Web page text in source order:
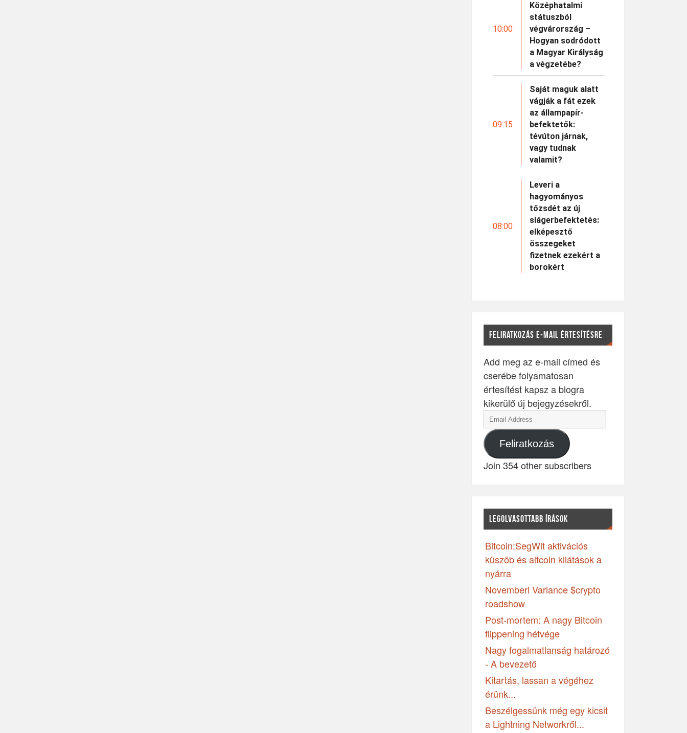
10:00
Középhatalmi
státuszból
végvárország –
Hogyan sodródott
a Magyar Királyság
a végzetébe?
09:15
Saját maguk alatt
vágják a fát ezek
az állampapír-
befektetők:
tévúton járnak,
vagy tudnak
valamit?
08:00
Leveri a
hagyományos
tőzsdét az új
slágerbefektetés:
elképesztő
összegeket
fizetnek ezekért a
borokért
FELIRATKOZÁS E-MAIL ÉRTESÍTÉSRE
Add meg az e-mail címed és
cserébe folyamatosan
értesítést kapsz a blogra
kikerülő új bejegyzésekről.
Feliratkozás
Join 354 other subscribers
LEGOLVASOTTABB ÍRÁSOK
Bitcoin:SegWit aktivációs
küszöb és altcoin kilátások a
nyárra
Novemberi Variance $crypto
roadshow
Post-mortem: A nagy Bitcoin
flippening hétvége
Nagy fogalmatlanság határozó
- A bevezető
Kitartás, lassan a végéhez
érünk...
Beszélgessünk még egy kicsit
a Lightning Networkről...